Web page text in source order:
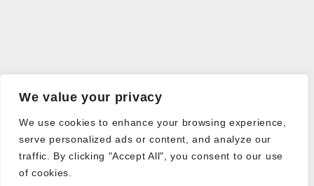
We value your privacy
We use cookies to enhance your browsing experience,
serve personalized ads or content, and analyze our
traffic. By clicking "Accept All", you consent to our use
of cookies.